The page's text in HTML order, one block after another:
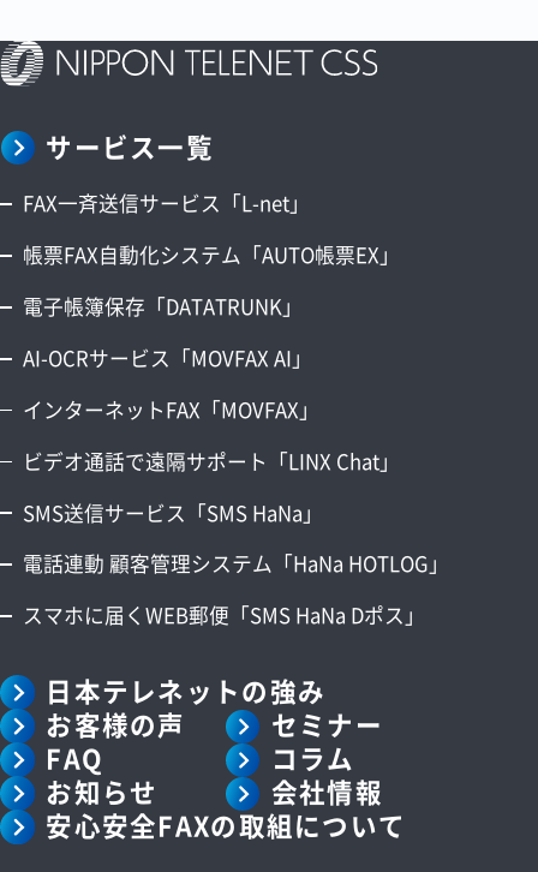
サービス一覧
FAX一斉送信サービス「L-net」
帳票FAX自動化システム「AUTO帳票EX」
電子帳簿保存「DATATRUNK」
AI-OCRサービス「MOVFAX AI」
インターネットFAX「MOVFAX」
ビデオ通話で遠隔サポート「LINX Chat」
SMS送信サービス「SMS HaNa」
電話連動 顧客管理システム「HaNa HOTLOG」
スマホに届くWEB郵便「SMS HaNa Dポス」
日本テレネットの強み
お客様の声
セミナー
FAQ
コラム
お知らせ
会社情報
安心安全FAXの取組について